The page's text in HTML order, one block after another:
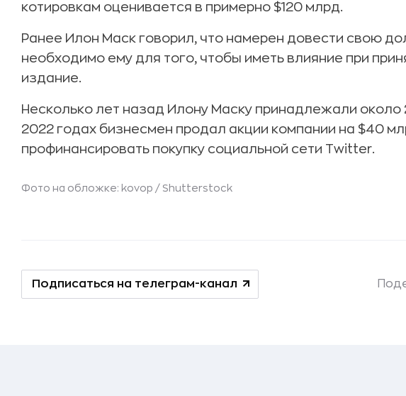
котировкам оценивается в примерно $120 млрд.
Ранее Илон Маск говорил, что намерен довести свою
необходимо ему для того, чтобы иметь влияние при
издание.
Несколько лет назад Илону Маску принадлежали около
2022 годах бизнесмен продал акции компании на $40
профинансировать покупку социальной сети Twitter.
Фото на обложке: kovop / Shutterstock
Подписаться на телеграм-канал